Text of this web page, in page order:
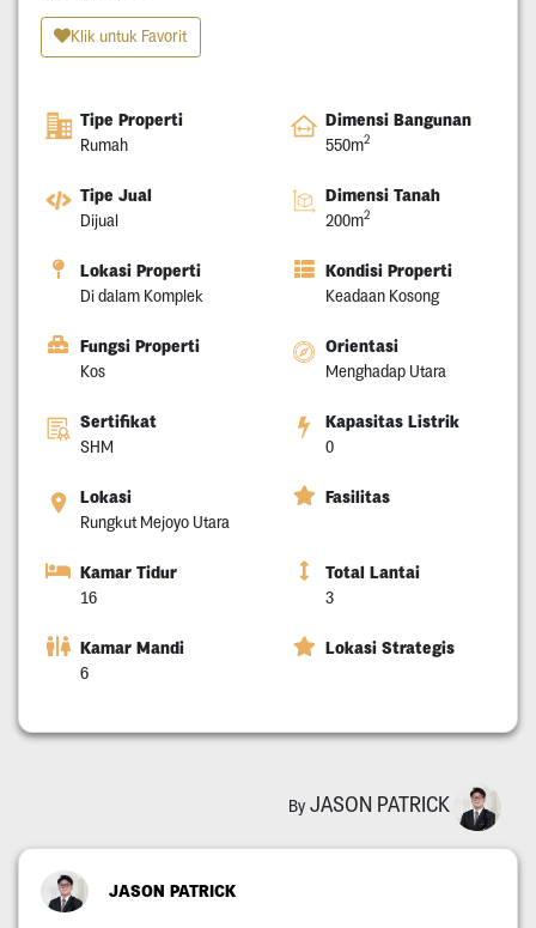
Klik untuk Favorit
Tipe Properti
Rumah
Dimensi Bangunan
550m2
Tipe Jual
Dijual
Dimensi Tanah
200m2
Lokasi Properti
Di dalam Komplek
Kondisi Properti
Keadaan Kosong
Fungsi Properti
Kos
Orientasi
Menghadap Utara
Sertifikat
SHM
Kapasitas Listrik
0
Lokasi
Rungkut Mejoyo Utara
Fasilitas
Kamar Tidur
16
Total Lantai
3
Kamar Mandi
6
Lokasi Strategis
By JASON PATRICK
JASON PATRICK